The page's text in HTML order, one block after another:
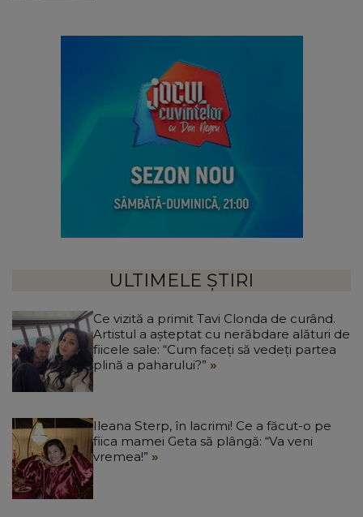
ULTIMELE ȘTIRI
Ce vizită a primit Tavi Clonda de curând.
Artistul a așteptat cu nerăbdare alături de
fiicele sale: “Cum faceți să vedeți partea
plină a paharului?”
Ileana Sterp, în lacrimi! Ce a făcut-o pe
fiica mamei Geta să plângă: “Va veni
vremea!”